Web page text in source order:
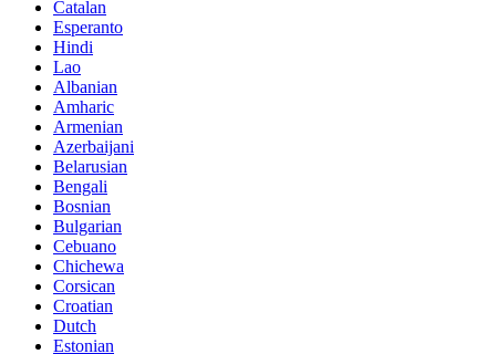
Catalan
Esperanto
Hindi
Lao
Albanian
Amharic
Armenian
Azerbaijani
Belarusian
Bengali
Bosnian
Bulgarian
Cebuano
Chichewa
Corsican
Croatian
Dutch
Estonian